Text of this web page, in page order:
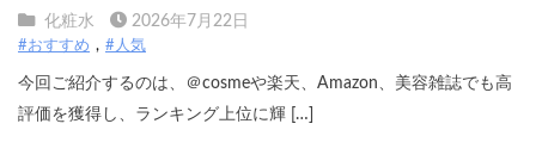
化粧水 2026年7月22日
#おすすめ #人気
今回ご紹介するのは、＠cosmeや楽天、Amazon、美容雑誌でも高
評価を獲得し、ランキング上位に輝 […]